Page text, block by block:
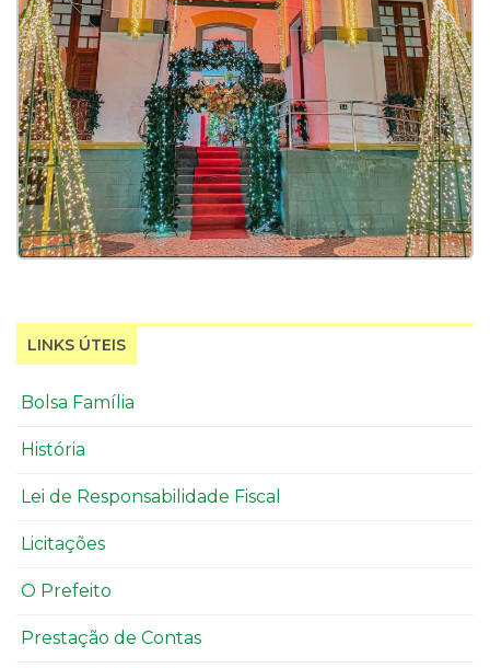
LINKS ÚTEIS
Bolsa Família
História
Lei de Responsabilidade Fiscal
Licitações
O Prefeito
Prestação de Contas